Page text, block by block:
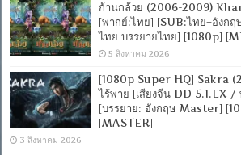
ก้านกล้วย (2006-2009)
[พากย์:ไทย] [SUB:ไทย+อังก
ไทย บรรยายไทย] [1080p]
5 สิงหาคม 2026
[1080p Super HQ] Sakra
ไร้พ่าย [เสียงจีน DD 5.1.EX
[บรรยาย: อังกฤษ Master]
[MASTER]
3 สิงหาคม 2026